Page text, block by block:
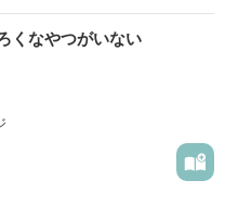
の恋を描きます！
随分違いますよね？
苦悩する様子が上手く表現
くなやつがいない